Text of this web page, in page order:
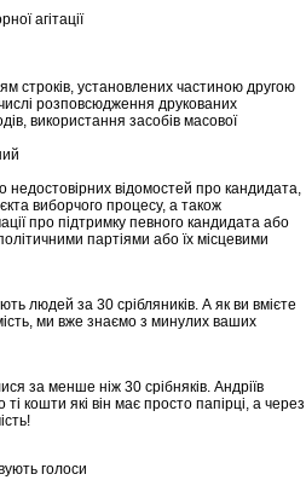
агітації
строків, установлених частиною другою
розповсюдження друкованих
використання засобів масової
відомостей про кандидата,
виборчого процесу, а також
про підтримку певного кандидата або
партіями або їх місцевими
людей за 30 срібляників. А як ви вмієте
ми вже знаємо з минулих ваших
за менше ніж 30 срібняків. Андріїв
кошти які він має просто папірці, а через
голоси